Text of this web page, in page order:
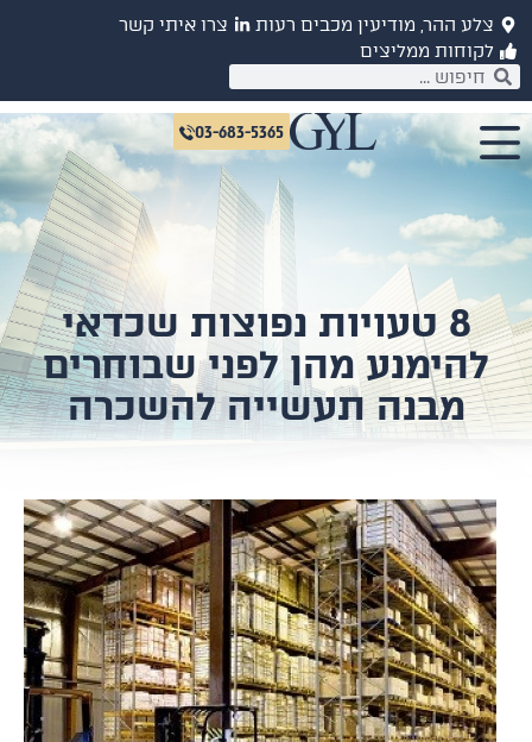
ההר, מודיעין מכבים רעות
צרו איתי קשר
ממליצים
03-683-5365
8 טעויות נפוצות שכדאי
להימנע מהן לפני שבוחרים
מבנה תעשייה להשכרה